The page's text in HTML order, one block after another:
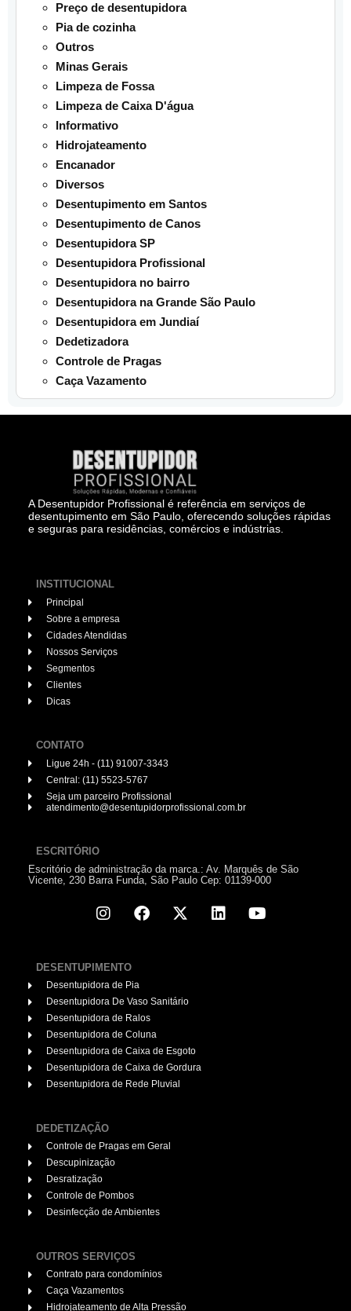
Preço de desentupidora
Pia de cozinha
Outros
Minas Gerais
Limpeza de Fossa
Limpeza de Caixa D'água
Informativo
Hidrojateamento
Encanador
Diversos
Desentupimento em Santos
Desentupimento de Canos
Desentupidora SP
Desentupidora Profissional
Desentupidora no bairro
Desentupidora na Grande São Paulo
Desentupidora em Jundiaí
Dedetizadora
Controle de Pragas
Caça Vazamento
A Desentupidor Profissional é referência em serviços de
desentupimento em São Paulo, oferecendo soluções rápidas
e seguras para residências, comércios e indústrias.
INSTITUCIONAL
Principal
Sobre a empresa
Cidades Atendidas
Nossos Serviços
Segmentos
Clientes
Dicas
CONTATO
Ligue 24h - (11) 91007-3343
Central: (11) 5523-5767
Seja um parceiro Profissional
atendimento@desentupidorprofissional.com.br
ESCRITÓRIO
Escritório de administração da marca.: Av. Marquês de São
Vicente, 230 Barra Funda, São Paulo Cep: 01139-000
DESENTUPIMENTO
Desentupidora de Pia
Desentupidora De Vaso Sanitário
Desentupidora de Ralos
Desentupidora de Coluna
Desentupidora de Caixa de Esgoto
Desentupidora de Caixa de Gordura
Desentupidora de Rede Pluvial
DEDETIZAÇÃO
Controle de Pragas em Geral
Descupinização
Desratização
Controle de Pombos
Desinfecção de Ambientes
OUTROS SERVIÇOS
Contrato para condomínios
Caça Vazamentos
Hidrojateamento de Alta Pressão